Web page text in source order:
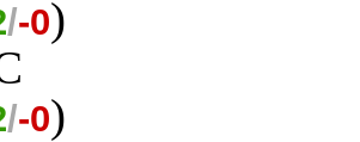
/-0)
/-0)